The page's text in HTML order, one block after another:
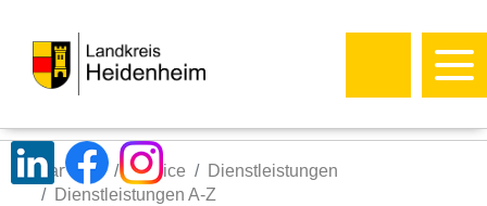
Startseite Service
Dienstleistungen
Dienstleistungen A-Z